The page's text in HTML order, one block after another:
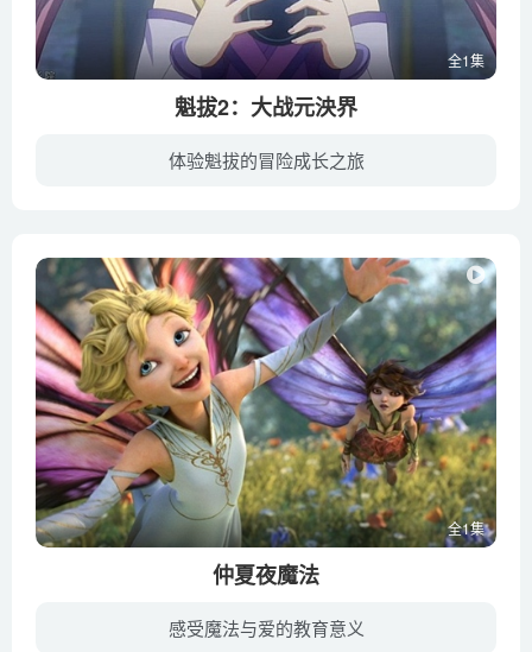
全1集
魁拔2：大战元泱界
体验魁拔的冒险成长之旅
全1集
仲夏夜魔法
感受魔法与爱的教育意义